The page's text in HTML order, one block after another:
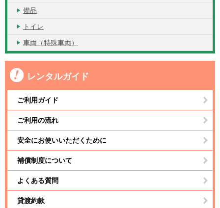
備品
トイレ
車両（特殊車両）
レンタルガイド
ご利用ガイド
ご利用の流れ
安全にお使いいただくために
補償制度について
よくある質問
貸渡約款